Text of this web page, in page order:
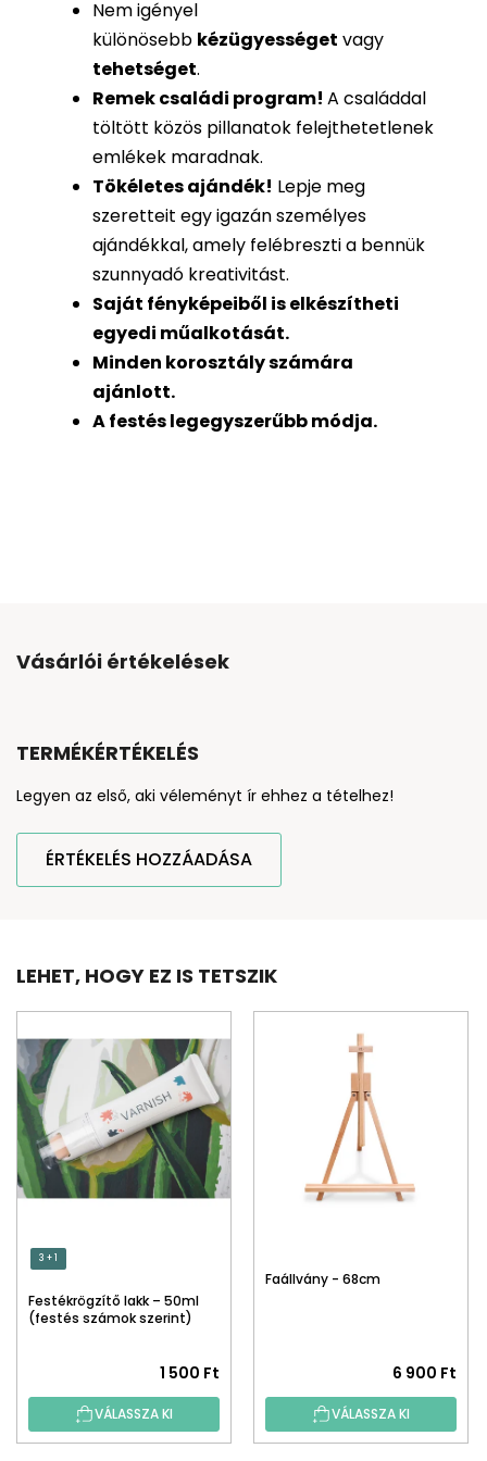
Nem igényel
különösebb kézügyességet vagy
tehetséget.
Remek családi program! A családdal
töltött közös pillanatok felejthetetlenek
emlékek maradnak.
Tökéletes ajándék! Lepje meg
szeretteit egy igazán személyes
ajándékkal, amely felébreszti a bennük
szunnyadó kreativitást.
Saját fényképeiből iselkészítheti
egyedi műalkotását.
Minden korosztály számára
ajánlott.
A festés legegyszerűbb módja.
Vásárlói értékelések
TERMÉKÉRTÉKELÉS
Legyen az első, aki véleményt ír ehhez a tételhez!
ÉRTÉKELÉS HOZZÁADÁSA
LEHET, HOGY EZ IS TETSZIK
3 + 1
Festékrögzítő lakk – 50ml
(festés számok szerint)
1 500 Ft
VÁLASSZA KI
Faállvány - 68cm
6 900 Ft
VÁLASSZA KI